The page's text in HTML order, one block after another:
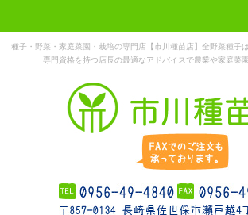
種子・野菜・家庭菜園・栽培の専門店【市川種苗店】全野菜種子
専門資格を持つ店長の最適なアドバイスで農業や家庭菜